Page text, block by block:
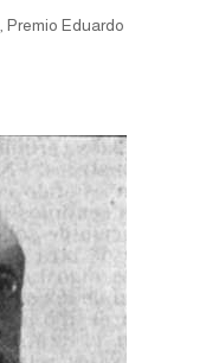
Premio Eduardo